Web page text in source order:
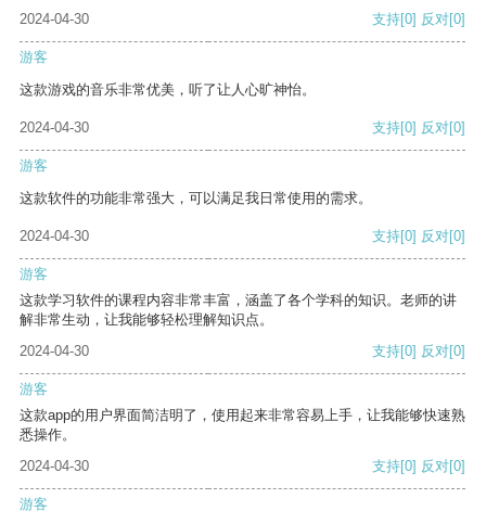
2024-04-30 支持[0] 反对[0]
游客
这款游戏的音乐非常优美，听了让人心旷神怡。
2024-04-30 支持[0] 反对[0]
游客
这款软件的功能非常强大，可以满足我日常使用的需求。
2024-04-30 支持[0] 反对[0]
游客
这款学习软件的课程内容非常丰富，涵盖了各个学科的知识。老师的讲
解非常生动，让我能够轻松理解知识点。
2024-04-30
支持[0] 反对[0]
游客
这款app的用户界面简洁明了，使用起来非常容易上手，让我能够快速熟
悉操作。
2024-04-30
支持[0] 反对[0]
游客